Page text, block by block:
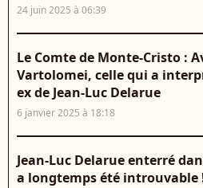
24 juin 2025 à 06:39
Le Comte de Monte-Cristo :
Vartolomei, celle qui a
ex de Jean-Luc Delarue
6 janvier 2025 à 18:18
Jean-Luc Delarue enterré
a longtemps été introuvable